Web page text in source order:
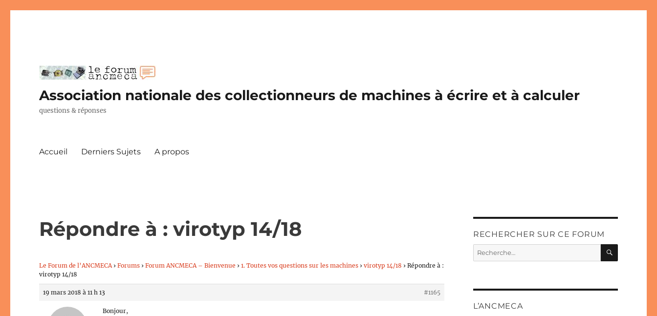
Association nationale des collectionneurs de machines à écrire et à calculer
questions & réponses
Accueil Derniers Sujets A propos
Répondre à : virotyp 14/18
Le Forum de l’ANCMECA › Forums › Forum ANCMECA – Bienvenue › 1. Toutes vos questions sur les machines › virotyp 14/18 › Répondre à :
virotyp 14/18
19 mars 2018 à 11 h 13 #1165
Bonjour,
RECHERCHER SUR CE FORUM
Recherche
pour :
L’ANCMECA